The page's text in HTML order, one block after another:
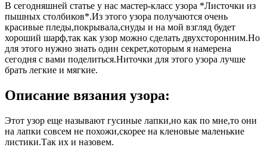
В сегодняшней статье у нас мастер-класс узора *Листочки из
пышных столбиков*.Из этого узора получаются очень
красивые пледы,покрывала,снуды и на мой взгляд будет
хороший шарф,так как узор можно сделать двухсторонним.Но
для этого нужно знать один секрет,которым я намерена
сегодня с вами поделиться.Ниточки для этого узора лучше
брать легкие и мягкие.
Описание вязания узора:
Этот узор еще называют гусиные лапки,но как по мне,то они
на лапки совсем не похожи,скорее на кленовые маленькие
листики.Так их и назовем.